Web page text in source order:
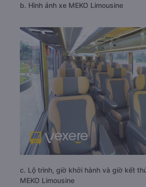
b. Hình ảnh xe MEKO Limousine
c. Lộ trình, giờ khởi hành và giờ kết
MEKO Limousine